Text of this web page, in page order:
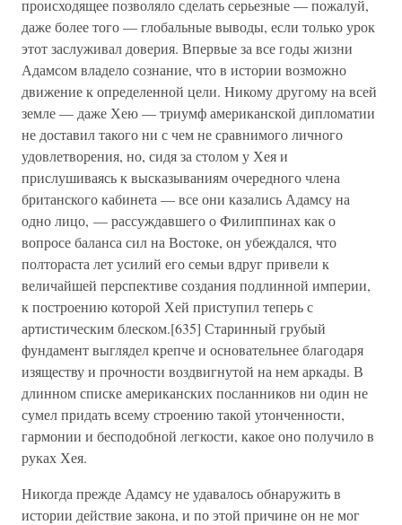
происходящее позволяло сделать серьезные — пожалуй,
даже более того — глобальные выводы, если только урок
этот заслуживал доверия. Впервые за все годы жизни
Адамсом владело сознание, что в истории возможно
движение к определенной цели. Никому другому на всей
земле — даже Хею — триумф американской дипломатии
не доставил такого ни с чем не сравнимого личного
удовлетворения, но, сидя за столом у Хея и
прислушиваясь к высказываниям очередного члена
британского кабинета — все они казались Адамсу на
одно лицо, — рассуждавшего о Филиппинах как о
вопросе баланса сил на Востоке, он убеждался, что
полтораста лет усилий его семьи вдруг привели к
величайшей перспективе создания подлинной империи,
к построению которой Хей приступил теперь с
артистическим блеском.[635] Старинный грубый
фундамент выглядел крепче и основательнее благодаря
изяществу и прочности воздвигнутой на нем аркады. В
длинном списке американских посланников ни один не
сумел придать всему строению такой утонченности,
гармонии и бесподобной легкости, какое оно получило в
руках Хея.
Никогда прежде Адамсу не удавалось обнаружить в
истории действие закона, и по этой причине он не мог